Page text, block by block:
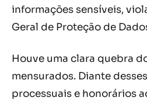
informações sensíveis,
Geral de Proteção de
Houve uma clara quebra
mensurados. Diante
processuais e honorários